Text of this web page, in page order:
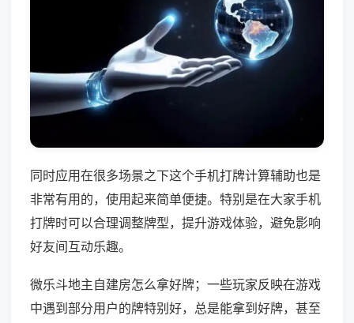
同时应用在很多场景之下这个手机打牌计算辅助也是
非常有用的，使用起来简单便捷。特别是在大家手机
打牌时可以合理调整牌型，提升游戏体验，避免影响
好友间互动乐趣。
微乐斗地主自建房怎么拿好牌；一些玩家反映在游戏
中遇到部分用户的牌特别好，总是能拿到好牌，甚至